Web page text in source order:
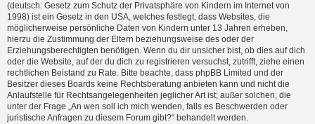
(deutsch: Gesetz zum Schutz der Privatsphäre von Kindern im Internet von
1998) ist ein Gesetz in den USA, welches festlegt, dass Websites, die
möglicherweise persönliche Daten von Kindern unter 13 Jahren erheben,
hierzu die Zustimmung der Eltern beziehungsweise des oder der
Erziehungsberechtigten benötigen. Wenn du dir unsicher bist, ob dies auf dich
oder die Website, auf der du dich zu registrieren versuchst, zutrifft, ziehe einen
rechtlichen Beistand zu Rate. Bitte beachte, dass phpBB Limited und der
Besitzer dieses Boards keine Rechtsberatung anbieten kann und nicht die
Anlaufstelle für Rechtsangelegenheiten jeglicher Art ist; außer solchen, die
unter der Frage „An wen soll ich mich wenden, falls es Beschwerden oder
juristische Anfragen zu diesem Forum gibt?“ behandelt werden.